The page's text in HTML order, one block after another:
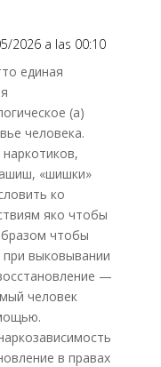
2026 a las 00:10
единая
(а)
человека.
«шишки»
ко
яко чтобы
чтобы
выковывании
—
человек
в правах